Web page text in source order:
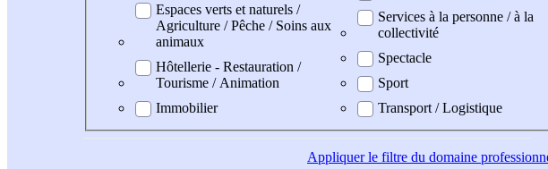
Espaces verts et naturels /
Agriculture / Pêche / Soins aux
animaux
Hôtellerie - Restauration /
Tourisme / Animation
Immobilier
Services à la personne / à la
collectivité
Spectacle
Sport
Transport / Logistique
Appliquerle filtre du domaine